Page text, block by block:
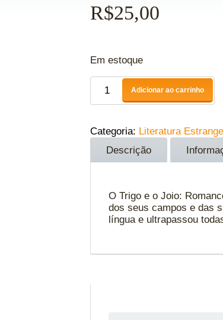
R$25,00
Em estoque
Adicionar ao carrinho
Categoria: Literatura
Descrição
O Trigo e o Joio:
dos seus campos e das
língua e ultrapassou